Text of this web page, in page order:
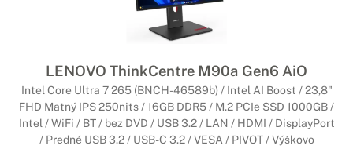
LENOVO ThinkCentre M90a Gen6 AiO
Intel Core Ultra 7 265 (BNCH-46589b) / Intel AI Boost / 23,8"
FHD Matný IPS 250nits / 16GB DDR5 / M.2 PCIe SSD 1000GB /
Intel / WiFi / BT / bez DVD / USB 3.2 / LAN / HDMI / DisplayPort
/ Predné USB 3.2 / USB-C 3.2 / VESA / PIVOT / Výškovo